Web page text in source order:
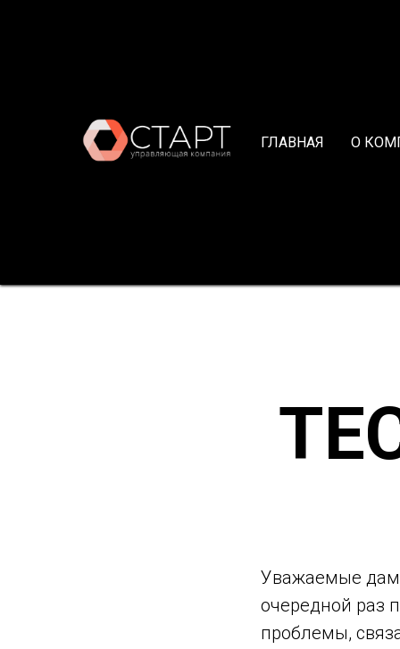
ГЛАВНАЯ О
Уважаемые
очередной раз
проблемы,